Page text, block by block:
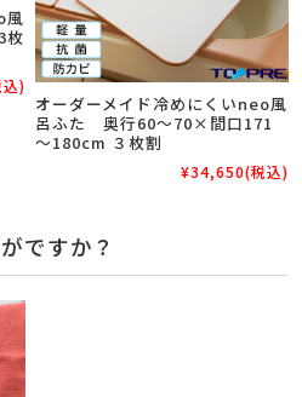
風
枚
)
オーダーメイド冷めにくいneo風
呂ふた 奥行60～70×間口171
～180cm ３枚割
¥34,650(税込)
ですか？